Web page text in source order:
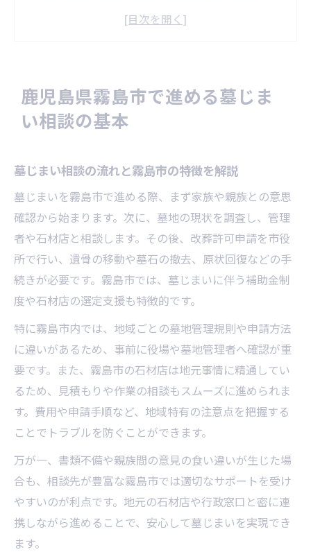
墓じまい相談でよくある疑問と解決策
ック
墓じまいと霧島市の補助金制度の概要紹介
墓じまい相談で補助金申請時の注意事項
墓じまい補助金の対象や条件を詳しく解説
墓じまい費用を抑える補助金活用のコツ
スムーズな墓じまい手続きの流れを解説
墓じまい手続きの基本ステップと流れ
相談から始まる墓じまい手続きのポイント
石材店と進める墓じまい手続きのコツ
墓じまい手続き中にありがちなトラブル回
避法
遺骨の移転や納骨先選びで失敗しないコツ
墓じまい後の遺骨移転で気をつける点
納骨先選びで後悔しないための墓じまい相
談
墓じまい時に選ばれる納骨方法の違い
遺骨引越しの流れと墓じまい相談の手順
鹿児島県霧島市で進める墓じま
い相談の基本
墓じまい相談の流れと霧島市の特徴を解説
墓じまいを霧島市で進める際、まず家族や親族との意思
確認から始まります。次に、墓地の現状を調査し、管理
者や石材店と相談します。その後、改葬許可申請を市役
所で行い、遺骨の移動や墓石の撤去、原状回復などの手
続きが必要です。霧島市では、墓じまいに伴う補助金制
度や石材店の選定支援も特徴的です。
特に霧島市内では、地域ごとの墓地管理規則や申請方法
に違いがあるため、事前に役場や墓地管理者へ確認が重
要です。また、霧島市の石材店は地元事情に精通してい
るため、見積もりや作業の相談もスムーズに進められま
す。費用や申請手順など、地域特有の注意点を把握する
ことでトラブルを防ぐことができます。
万が一、書類不備や親族間の意見の食い違いが生じた場
合も、相談先が豊富な霧島市では適切なサポートを受け
やすいのが利点です。地元の石材店や行政窓口と密に連
携しながら進めることで、安心して墓じまいを実現でき
ます。